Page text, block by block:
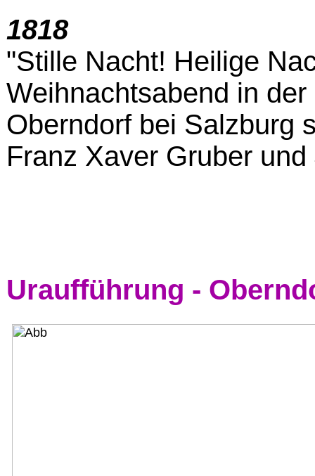
1818
"Stille Nacht! Heilige
Weihnachtsabend in
Oberndorf bei Salzburg
Franz Xaver Gruber
Uraufführung -